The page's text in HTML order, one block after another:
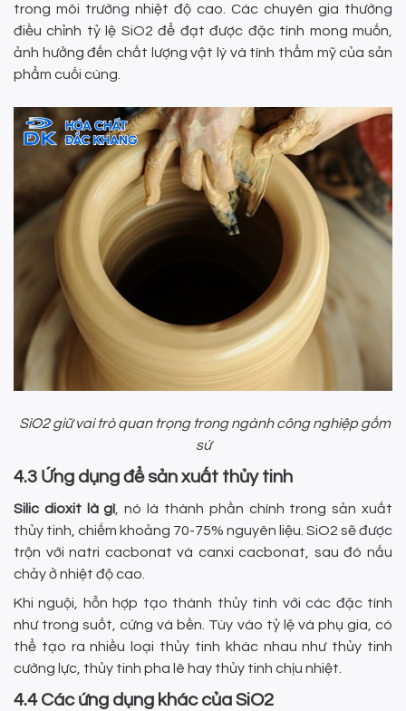
trong môi trường nhiệt độ cao. Các chuyên gia thường
điều chỉnh tỷ lệ SiO2 để đạt được đặc tính mong muốn,
ảnh hưởng đến chất lượng vật lý và tính thẩm mỹ của sản
phẩm cuối cùng.
SiO2 giữ vai trò quan trọng trong ngành công nghiệp gốm
sứ
4.3 Ứng dụng để sản xuất thủy tinh
Silic dioxit là gì, nó là thành phần chính trong sản xuất
thủy tinh, chiếm khoảng 70-75% nguyên liệu. SiO2 sẽ được
trộn với natri cacbonat và canxi cacbonat, sau đó nấu
chảy ở nhiệt độ cao.
Khi nguội, hỗn hợp tạo thành thủy tinh với các đặc tính
như trong suốt, cứng và bền. Tùy vào tỷ lệ và phụ gia, có
thể tạo ra nhiều loại thủy tinh khác nhau như thủy tinh
cường lực, thủy tinh pha lê hay thủy tinh chịu nhiệt.
4.4 Các ứng dụng khác của SiO2